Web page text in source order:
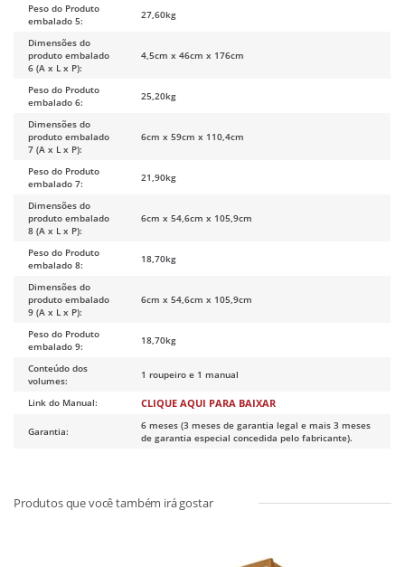
Peso do Produto
embalado 5:
27,60kg
Dimensões do
produto embalado
6 (A x L x P):
4,5cm x 46cm x 176cm
Peso do Produto
embalado 6:
25,20kg
Dimensões do
produto embalado
7 (A x L x P):
6cm x 59cm x 110,4cm
Peso do Produto
embalado 7:
21,90kg
Dimensões do
produto embalado
8 (A x L x P):
6cm x 54,6cm x 105,9cm
Peso do Produto
embalado 8:
18,70kg
Dimensões do
produto embalado
9 (A x L x P):
6cm x 54,6cm x 105,9cm
Peso do Produto
embalado 9:
18,70kg
Conteúdo dos
volumes:
1 roupeiro e 1 manual
Link do Manual: CLIQUE AQUI PARA BAIXAR
Garantia:
6 meses (3 meses de garantia legal e mais 3 meses
de garantia especial concedida pelo fabricante).